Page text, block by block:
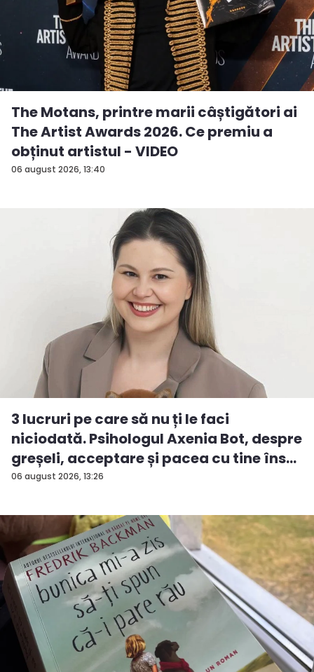
06 august 2026, 13:40
The Motans, printre marii câștigători ai
The Artist Awards 2026. Ce premiu a
obținut artistul - VIDEO
06 august 2026, 13:26
3 lucruri pe care să nu ți le faci
niciodată. Psihologul Axenia Bot, despre
greșeli, acceptare și pacea cu tine îns...